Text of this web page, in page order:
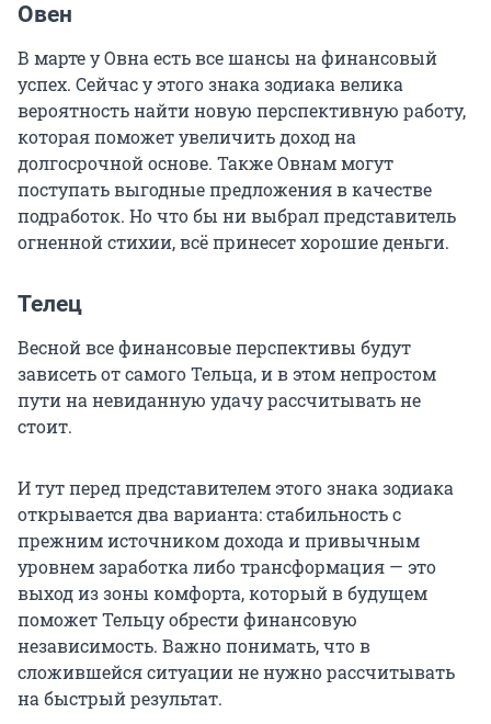
Овен
В марте у Овна есть все шансы на финансовый
успех. Сейчас у этого знака зодиака велика
вероятность найти новую перспективную работу,
которая поможет увеличить доход на
долгосрочной основе. Также Овнам могут
поступать выгодные предложения в качестве
подработок. Но что бы ни выбрал представитель
огненной стихии, всё принесет хорошие деньги.
Телец
Весной все финансовые перспективы будут
зависеть от самого Тельца, и в этом непростом
пути на невиданную удачу рассчитывать не
стоит.
И тут перед представителем этого знака зодиака
открывается два варианта: стабильность с
прежним источником дохода и привычным
уровнем заработка либо трансформация — это
выход из зоны комфорта, который в будущем
поможет Тельцу обрести финансовую
независимость. Важно понимать, что в
сложившейся ситуации не нужно рассчитывать
на быстрый результат.